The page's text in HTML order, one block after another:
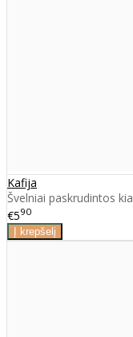
Kafija
Švelniai paskrudintos
€590